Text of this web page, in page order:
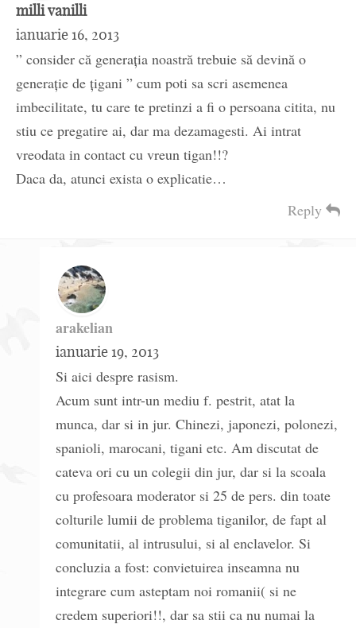
milli vanilli
ianuarie 16, 2013
” consider că generația noastră trebuie să devină o
generație de țigani ” cum poti sa scri asemenea
imbecilitate, tu care te pretinzi a fi o persoana citita, nu
stiu ce pregatire ai, dar ma dezamagesti. Ai intrat
vreodata in contact cu vreun tigan!!?
Daca da, atunci exista o explicatie…
Reply
arakelian
ianuarie 19, 2013
Si aici despre rasism.
Acum sunt intr-un mediu f. pestrit, atat la
munca, dar si in jur. Chinezi, japonezi, polonezi,
spanioli, marocani, tigani etc. Am discutat de
cateva ori cu un colegii din jur, dar si la scoala
cu profesoara moderator si 25 de pers. din toate
colturile lumii de problema tiganilor, de fapt al
comunitatii, al intrusului, si al enclavelor. Si
concluzia a fost: convietuirea inseamna nu
integrare cum asteptam noi romanii( si ne
credem superiori!!, dar sa stii ca nu numai la